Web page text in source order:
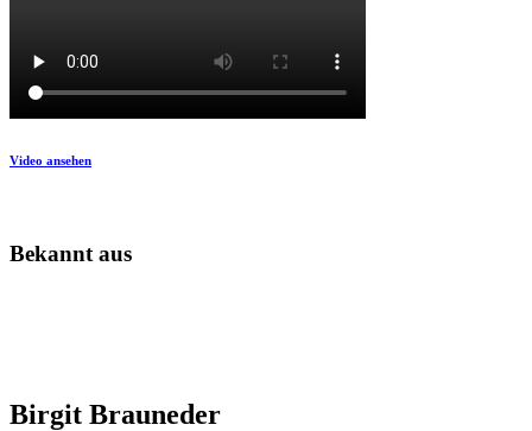
Video ansehen
Bekannt aus
Birgit Brauneder